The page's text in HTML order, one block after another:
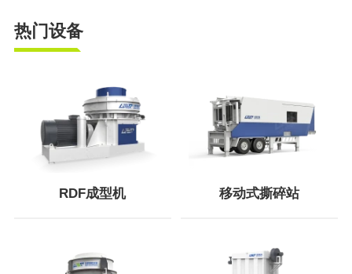
热门设备
RDF成型机 移动式撕碎站